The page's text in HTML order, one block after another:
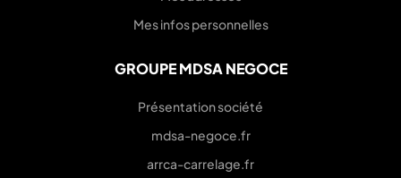
Mes infos personnelles
GROUPE MDSA NEGOCE
Présentation société
mdsa-negoce.fr
arrca-carrelage.fr